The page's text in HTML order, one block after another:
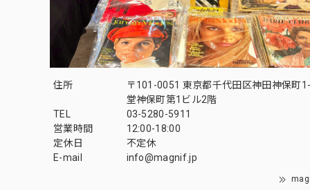
住所
〒101-0051 東京都千代田区神田神保町
堂神保町第1ビル2階
TEL
03-5280-5911
営業時間
12:00-18:00
定休日
不定休
E-mail
info@magnif.jp